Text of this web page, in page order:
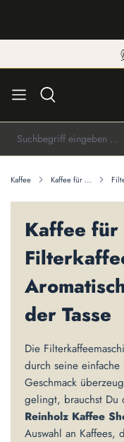
Kaffee Kaffee für …
Kaffee für
der Tasse
Die
durch seine
Geschmack
gelingt, brauchst Du
Reinholz Kaffee
Auswahl an